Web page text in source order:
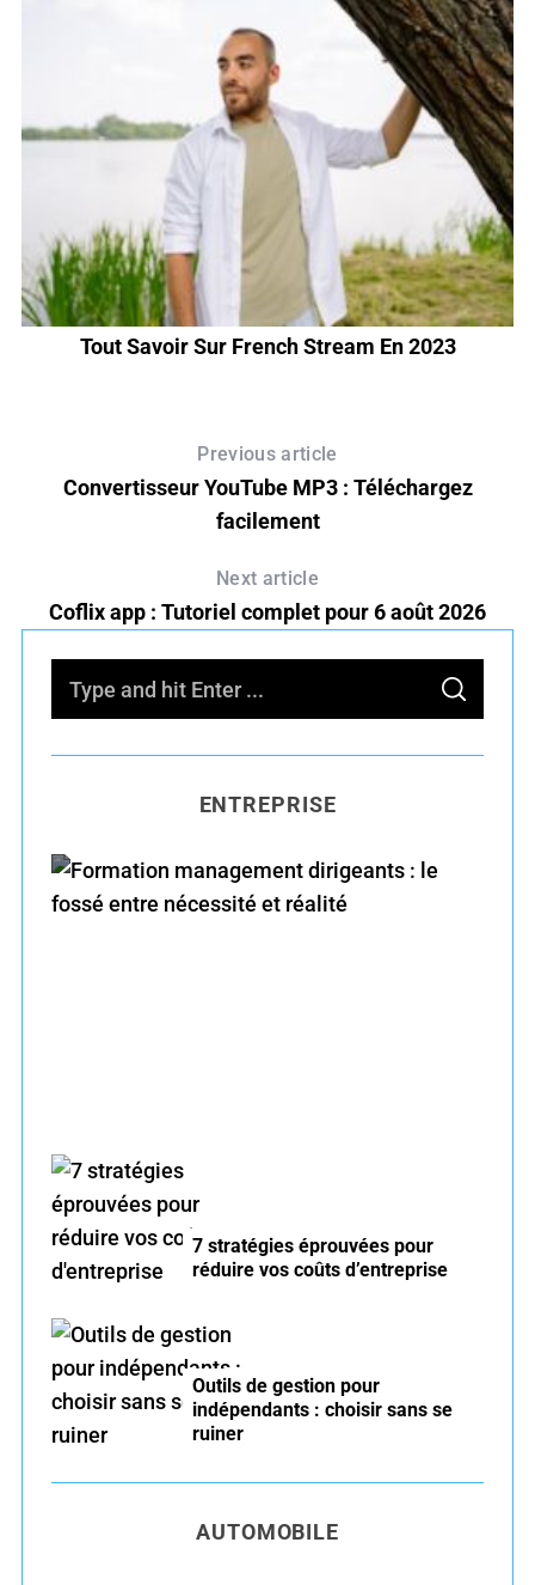
Tout Savoir Sur French Stream En 2023
Previous article
Convertisseur YouTube MP3 : Téléchargez
facilement
Next article
Coflix app : Tutoriel complet pour 6 août 2026
f
o
S
A
C
ENTREPRISE
7 stratégies éprouvées pour
réduire vos coûts d’entreprise
Outils de gestion pour
indépendants : choisir sans se
ruiner
AUTOMOBILE